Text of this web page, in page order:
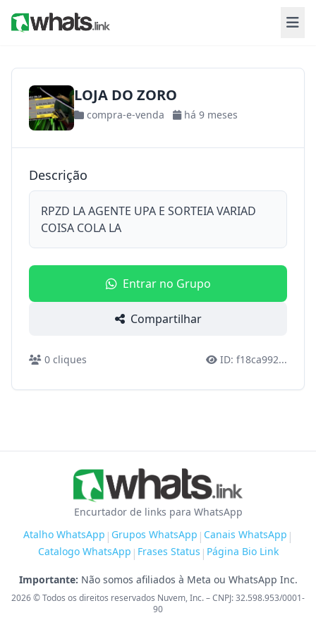
LOJA DO ZORO
compra-e-venda há 9 meses
Descrição
RPZD LA AGENTE UPA E SORTEIA VARIAD
COISA COLA LA
Entrar no Grupo
Compartilhar
0 cliques ID: f18ca992...
Encurtador de links para WhatsApp
Atalho WhatsApp | Grupos WhatsApp | Canais WhatsApp |
Catalogo WhatsApp | Frases Status | Página Bio Link
Importante: Não somos afiliados à Meta ou WhatsApp Inc.
2026© Todos os direitos reservados Nuvem, Inc. – CNPJ: 32.598.953/0001-
90